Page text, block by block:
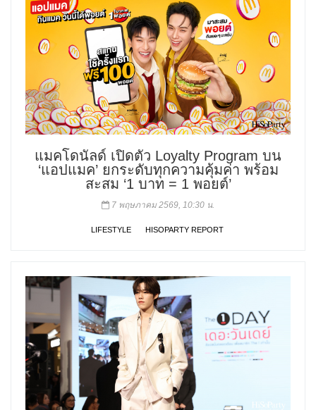
แมคโดนัลด์ เปิดตัว Loyalty Program บน
‘แอปแมค’ ยกระดับทุกความคุ้มค่า พร้อม
สะสม ‘1 บาท = 1 พอยต์’
7 พฤษภาคม 2569, 10:30 น.
LIFESTYLE HISOPARTY REPORT